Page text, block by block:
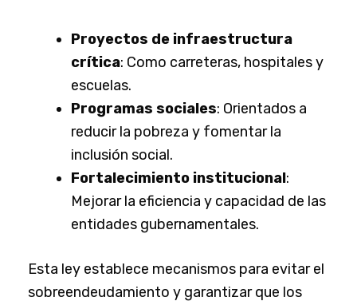
Proyectos de infraestructura
crítica: Como carreteras, hospitales y
escuelas.
Programas sociales: Orientados a
reducir la pobreza y fomentar la
inclusión social.
Fortalecimiento institucional:
Mejorar la eficiencia y capacidad de las
entidades gubernamentales.
Esta ley establece mecanismos para evitar el
sobreendeudamiento y garantizar que los